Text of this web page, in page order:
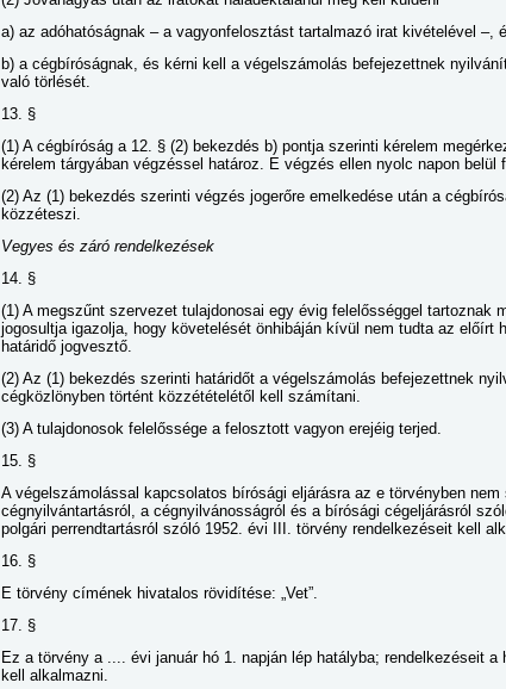
a) az adóhatóságnak – a vagyonfelosztást tartalmazó irat kivételével –,
b) a cégbíróságnak, és kérni kell a végelszámolás befejezettnek
való törlését.
13. §
(1) A cégbíróság a 12. § (2) bekezdés b) pontja szerinti kérelem
kérelem tárgyában végzéssel határoz. E végzés ellen nyolc napon belül
(2) Az (1) bekezdés szerinti végzés jogerőre emelkedése után a
közzéteszi.
Vegyes és záró rendelkezések
14. §
(1) A megszűnt szervezet tulajdonosai egy évig felelősséggel tartoznak
jogosultja igazolja, hogy követelését önhibáján kívül nem tudta az előírt
határidő jogvesztő.
(2) Az (1) bekezdés szerinti határidőt a végelszámolás befejezettnek
cégközlönyben történt közzétételétől kell számítani.
(3) A tulajdonosok felelőssége a felosztott vagyon erejéig terjed.
15. §
A végelszámolással kapcsolatos bírósági eljárásra az e törvényben
cégnyilvántartásról, a cégnyilvánosságról és a bírósági cégeljárásról
polgári perrendtartásról szóló 1952. évi III. törvény rendelkezéseit kell
16. §
E törvény címének hivatalos rövidítése: „Vet”.
17. §
Ez a törvény a .... évi január hó 1. napján lép hatályba; rendelkezéseit a
kell alkalmazni.